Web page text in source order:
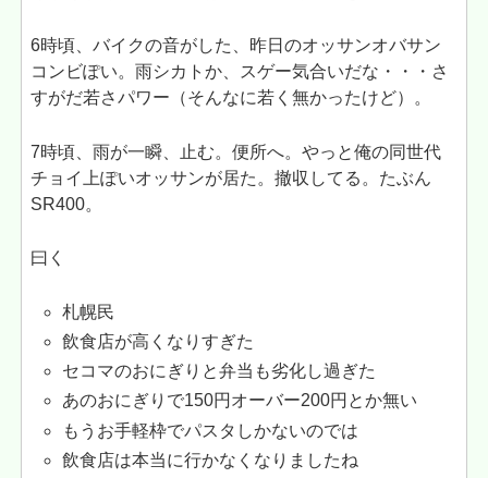
6時頃、バイクの音がした、昨日のオッサンオバサン
コンビぽい。雨シカトか、スゲー気合いだな・・・さ
すがだ若さパワー（そんなに若く無かったけど）。
7時頃、雨が一瞬、止む。便所へ。やっと俺の同世代
チョイ上ぽいオッサンが居た。撤収してる。たぶん
SR400。
曰く
札幌民
飲食店が高くなりすぎた
セコマのおにぎりと弁当も劣化し過ぎた
あのおにぎりで150円オーバー200円とか無い
もうお手軽枠でパスタしかないのでは
飲食店は本当に行かなくなりましたね